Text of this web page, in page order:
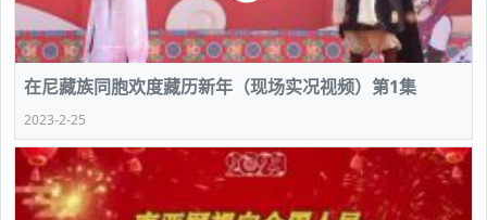
在尼藏族同胞欢度藏历新年（现场实况视频）第1集
2023-2-25